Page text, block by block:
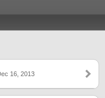
16, 2013